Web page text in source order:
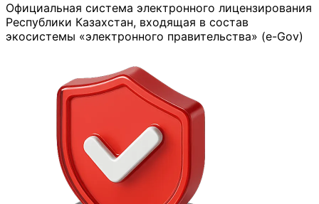
Официальная система электронного лицензирования
Республики Казахстан, входящая в состав
экосистемы «электронного правительства» (e-Gov)